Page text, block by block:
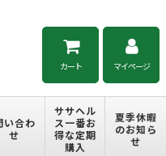
カート マイページ
い合わ
せ
ササヘル
ス一番お
得な定期
購入
夏季休暇
のお知ら
せ